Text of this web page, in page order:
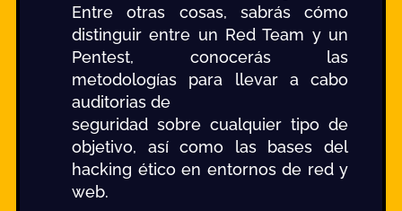
Entre otras cosas, sabrás cómo
distinguir entre un Red Team y un
Pentest, conocerás las
metodologías para llevar a cabo
auditorias de
seguridad sobre cualquier tipo de
objetivo, así como las bases del
hacking ético en entornos de red y
web.